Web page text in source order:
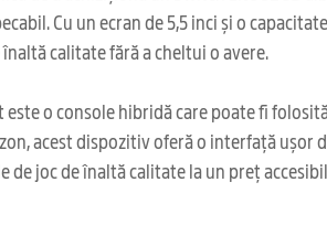
Cu un ecran de 5,5 inci și o
calitate fără a cheltui o avere.
o console hibridă care poate fi
acest dispozitiv oferă o interfață
de joc de înaltă calitate la un preț